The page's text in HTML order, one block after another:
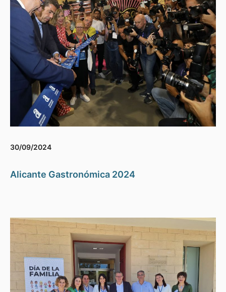
30/09/2024
Alicante Gastronómica 2024